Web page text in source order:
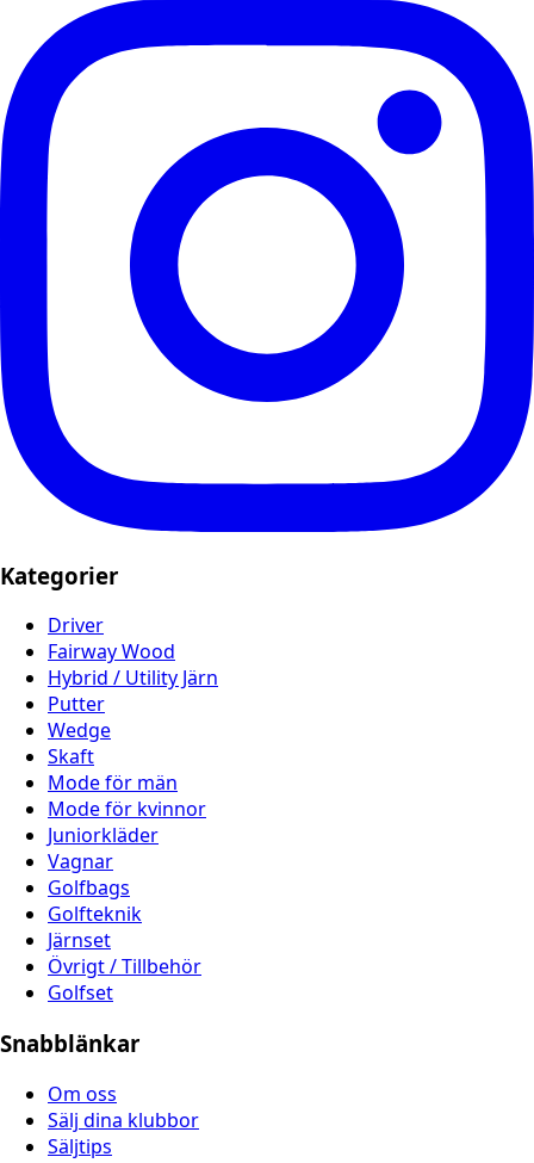
Kategorier
Driver
Fairway Wood
Hybrid / Utility Järn
Putter
Wedge
Skaft
Mode för män
Mode för kvinnor
Juniorkläder
Vagnar
Golfbags
Golfteknik
Järnset
Övrigt / Tillbehör
Golfset
Snabblänkar
Om oss
Sälj dina klubbor
Säljtips